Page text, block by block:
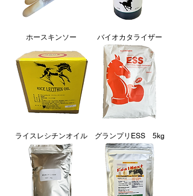
ホースキンソー バイオカタライザー
ライスレシチンオイル グランプリESS 5kg